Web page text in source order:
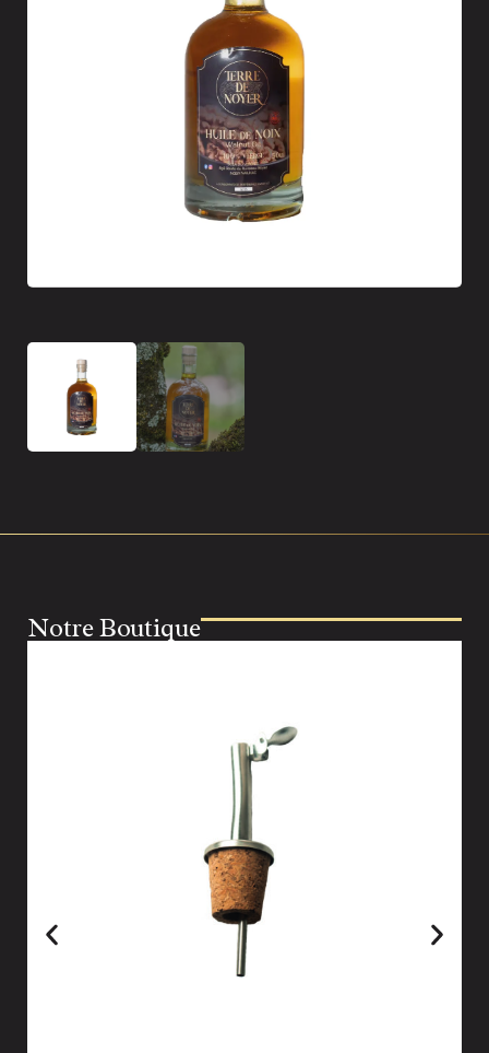
Notre Boutique